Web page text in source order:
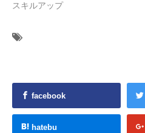
スキルアップ
facebook
hatebu